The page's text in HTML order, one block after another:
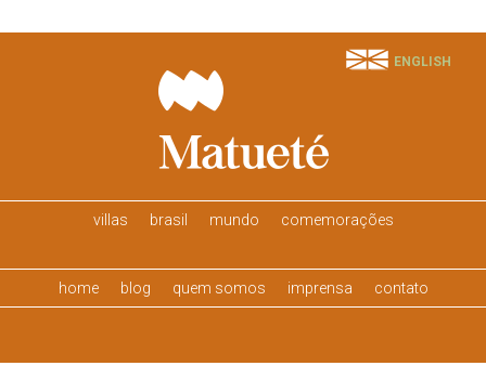
ENGLISH
home blog quem somos imprensa contato
villas brasil mundo comemorações